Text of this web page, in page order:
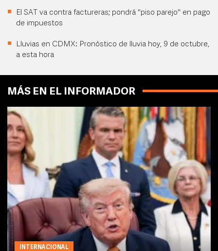
El SAT va contra factureras; pondrá "piso parejo" en pago
de impuestos
Lluvias en CDMX: Pronóstico de lluvia hoy, 9 de octubre,
a esta hora
MÁS EN EL INFORMADOR
INTERNACIONAL